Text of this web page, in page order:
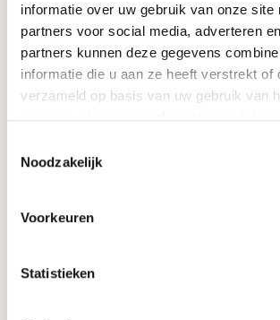
informatie over uw gebruik van onze site
partners voor social media, adverteren
partners kunnen deze gegevens
informatie die u aan ze heeft verstrekt of
verzameld op basis van uw gebruik van
Noodzakelijk
Voorkeuren
Statistieken
Trouwringen
PRE-OWNED
Informatie